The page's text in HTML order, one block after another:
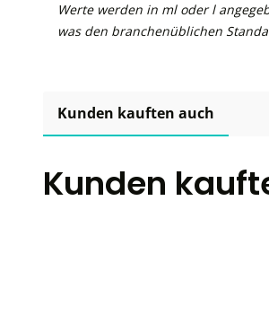
Werte werden in ml oder l
was den branchenüblichen
Kunden kauften auch
Kunden